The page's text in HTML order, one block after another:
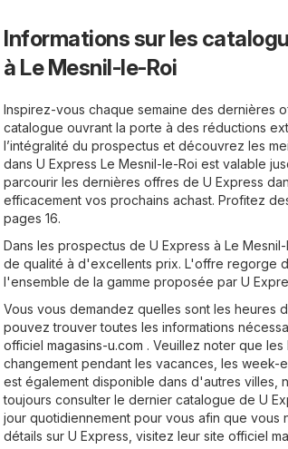
Informations sur les
à Le Mesnil-le-Roi
Inspirez-vous chaque semaine des dernières
catalogue ouvrant la porte à des réductions
l’intégralité du prospectus et découvrez les
dans U Express Le Mesnil-le-Roi est valable
parcourir les dernières offres de U Express
efficacement vos prochains achast. Profitez
pages 16.
Dans les prospectus de U Express à Le
de qualité à d'excellents prix. L'offre regorge
l'ensemble de la gamme proposée par U
Vous vous demandez quelles sont les heures
pouvez trouver toutes les informations
officiel magasins-u.com . Veuillez noter que
changement pendant les vacances, les week-
est également disponible dans d'autres villes,
toujours consulter le dernier catalogue de U
jour quotidiennement pour vous afin que vous
détails sur U Express, visitez leur site officiel